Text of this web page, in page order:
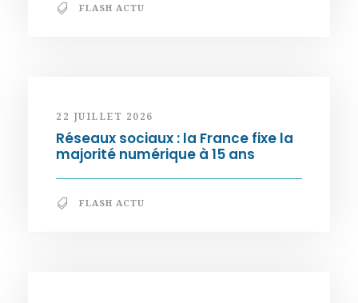
FLASH ACTU
22 JUILLET 2026
Réseaux sociaux : la France fixe la
majorité numérique à 15 ans
FLASH ACTU